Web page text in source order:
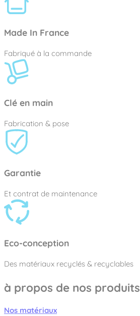
Made In France
Fabriqué à la commande
Clé en main
Fabrication & pose
Garantie
Et contrat de maintenance
Eco-conception
Des matériaux recyclés & recyclables
à propos de nos produits
Nos matériaux